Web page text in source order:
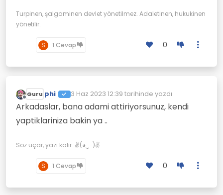
Turpinen, şalgaminen devlet yönetilmez. Adaletinen, hukukinen
yönetilir.
S 1 Cevap 0
Çevrimdışı
Guru phi 3 Haz 2023 12:39 tarihinde yazdı
Son düzenleyen:
Arkadaslar, bana adami attiriyorsunuz, kendi
yaptiklariniza bakin ya ..
Söz uçar, yazı kalır. ✌(◕‿-)✌
S 1 Cevap 0